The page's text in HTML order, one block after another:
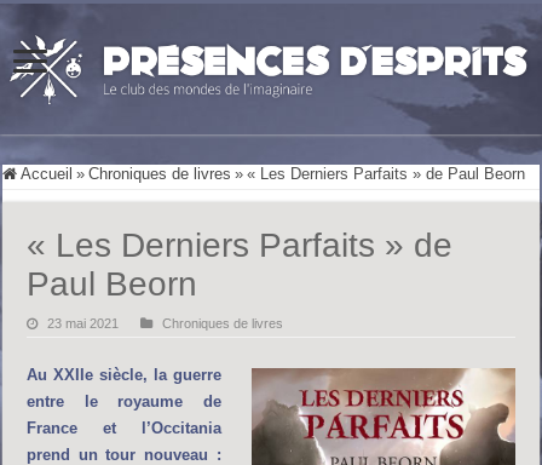
Accueil » Chroniques de livres » « Les Derniers Parfaits » de Paul Beorn
« Les Derniers Parfaits » de
Paul Beorn
23 mai 2021 Chroniques de livres
Au XXIIe siècle, la guerre
entre le royaume de
France et l’Occitania
prend un tour nouveau :